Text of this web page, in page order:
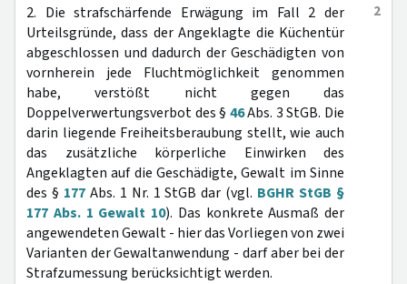
2
2. Die strafschärfende Erwägung im Fall 2 der
Urteilsgründe, dass der Angeklagte die Küchentür
abgeschlossen und dadurch der Geschädigten von
vornherein jede Fluchtmöglichkeit genommen
habe, verstößt nicht gegen das
Doppelverwertungsverbot des § 46Abs. 3 StGB. Die
darin liegende Freiheitsberaubung stellt, wie auch
das zusätzliche körperliche Einwirken des
Angeklagten auf die Geschädigte, Gewalt im Sinne
des § 177Abs. 1 Nr. 1 StGB dar (vgl. BGHR StGB §
177 Abs. 1 Gewalt 10). Das konkrete Ausmaß der
angewendeten Gewalt - hier das Vorliegen von zwei
Varianten der Gewaltanwendung - darf aber bei der
Strafzumessung berücksichtigt werden.